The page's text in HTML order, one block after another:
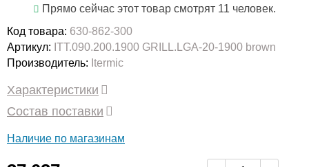
Прямо сейчас этот товар смотрят 11 человек.
Код товара: 630-862-300
Артикул: ITT.090.200.1900 GRILL.LGA-20-1900 brown
Производитель: Itermic
Характеристики
Состав поставки
Наличие по магазинам